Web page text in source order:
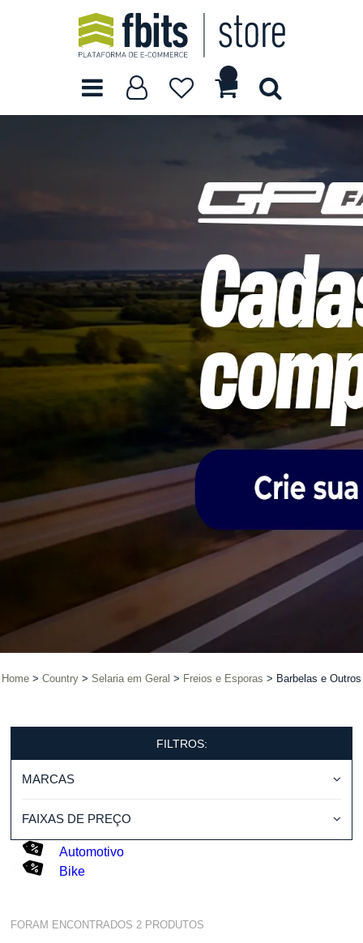
Home Country Selaria em Geral Freios e Esporas Barbelas e Outros
FILTROS:
MARCAS
FAIXAS DE PREÇO
Automotivo
Bike
FORAM ENCONTRADOS2 PRODUTOS